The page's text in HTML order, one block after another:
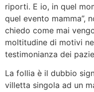
riporti. E io, in quel
quel evento mamma”,
chiedo come mai
moltitudine di motivi
testimonianza dei
La follia è il dubbio
villetta singola ad un